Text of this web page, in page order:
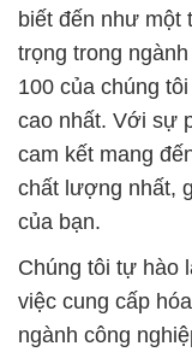
biết đến như một
trọng trong
100 của chúng
cao nhất. Với sự
cam kết mang
chất lượng nhất,
của bạn.
Chúng tôi tự hào
việc cung cấp
ngành công